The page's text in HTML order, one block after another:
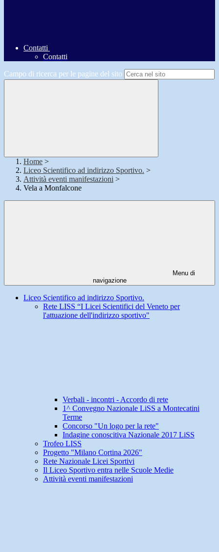
Contatti
Contatti
Campo di ricerca per le pagine del sito
Home >
Liceo Scientifico ad indirizzo Sportivo. >
Attività eventi manifestazioni >
Vela a Monfalcone
Menu di
navigazione
Liceo Scientifico ad indirizzo Sportivo.
Rete LISS “I Licei Scientifici del Veneto per
l'attuazione dell'indirizzo sportivo"
Verbali - incontri - Accordo di rete
1^ Convegno Nazionale LiSS a Montecatini
Terme
Concorso "Un logo per la rete"
Indagine conoscitiva Nazionale 2017 LiSS
Trofeo LISS
Progetto "Milano Cortina 2026"
Rete Nazionale Licei Sportivi
Il Liceo Sportivo entra nelle Scuole Medie
Attività eventi manifestazioni